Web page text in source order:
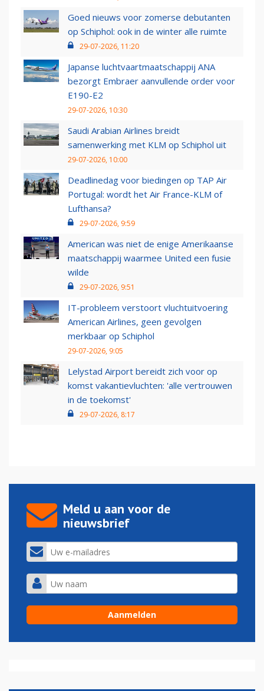
Goed nieuws voor zomerse debutanten
op Schiphol: ook in de winter alle ruimte
29-07-2026, 11:20
Japanse luchtvaartmaatschappij ANA
bezorgt Embraer aanvullende order voor
E190-E2
29-07-2026, 10:30
Saudi Arabian Airlines breidt
samenwerking met KLM op Schiphol uit
29-07-2026, 10:00
Deadlinedag voor biedingen op TAP Air
Portugal: wordt het Air France-KLM of
Lufthansa?
29-07-2026, 9:59
American was niet de enige Amerikaanse
maatschappij waarmee United een fusie
wilde
29-07-2026, 9:51
IT-probleem verstoort vluchtuitvoering
American Airlines, geen gevolgen
merkbaar op Schiphol
29-07-2026, 9:05
Lelystad Airport bereidt zich voor op
komst vakantievluchten: 'alle vertrouwen
in de toekomst'
29-07-2026, 8:17
Meld u aan voor de
nieuwsbrief